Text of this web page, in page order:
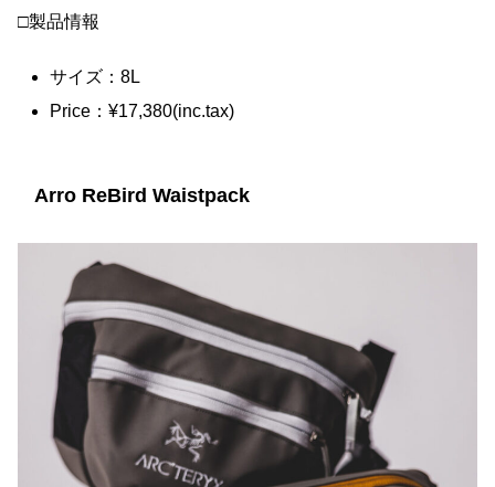
□製品情報
サイズ：8L
Price：¥17,380(inc.tax)
Arro ReBird Waistpack